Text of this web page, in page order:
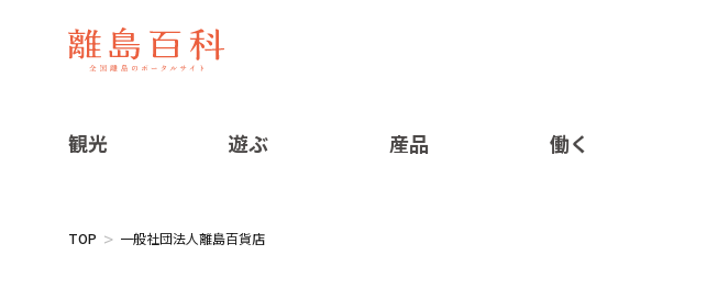
観光 遊ぶ 産品 働く
TOP 一般社団法人離島百貨店